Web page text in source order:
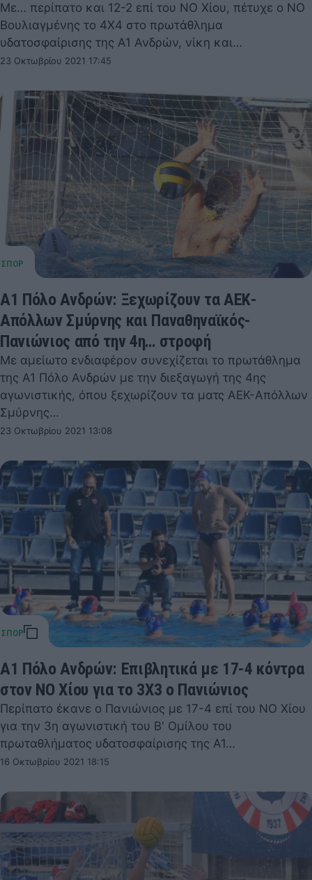
Με… περίπατο και 12-2 επί του ΝΟ Χίου, πέτυχε ο ΝΟ
Βουλιαγμένης το 4Χ4 στο πρωτάθλημα
υδατοσφαίρισης της Α1 Ανδρών, νίκη και…
23 Οκτωβρίου 2021 17:45
Α1 Πόλο Ανδρών: Ξεχωρίζουν τα ΑΕΚ-
Απόλλων Σμύρνης και Παναθηναϊκός-
Πανιώνιος από την 4η… στροφή
Με αμείωτο ενδιαφέρον συνεχίζεται το πρωτάθλημα
της Α1 Πόλο Ανδρών με την διεξαγωγή της 4ης
αγωνιστικής, όπου ξεχωρίζουν τα ματς ΑΕΚ-Απόλλων
Σμύρνης…
23 Οκτωβρίου 2021 13:08
Α1 Πόλο Ανδρών: Επιβλητικά με 17-4 κόντρα
στον ΝΟ Χίου για το 3Χ3 ο Πανιώνιος
Περίπατο έκανε ο Πανιώνιος με 17-4 επί του ΝΟ Χίου
για την 3η αγωνιστική του Β' Ομίλου του
πρωταθλήματος υδατοσφαίρισης της Α1…
16 Οκτωβρίου 2021 18:15